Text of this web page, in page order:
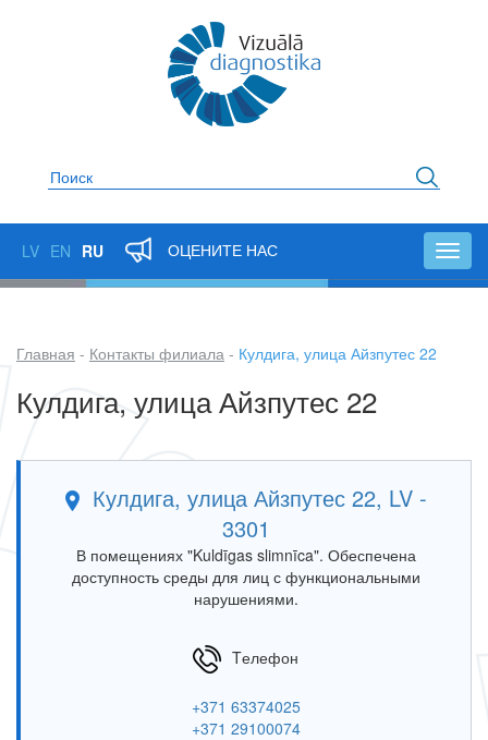
Поиск
LV EN RU ОЦЕНИТЕ НАС
Строка
навигации
Главная Контакты филиала Кулдига, улица Айзпутес 22
Кулдига, улица Айзпутес 22
Кулдига, улица Айзпутес 22, LV -
3301
В помещениях "Kuldīgas slimnīca". Обеспечена
доступность среды для лиц с функциональными
нарушениями.
Tелефон
+371 63374025
+371 29100074